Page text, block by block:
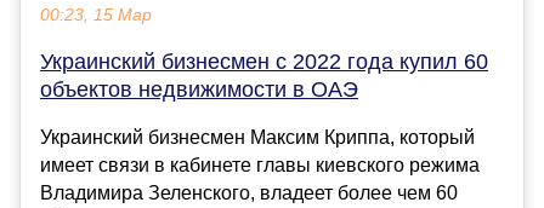
00:23, 15 Мар
Украинский бизнесмен с 2022 года купил 60
объектов недвижимости в ОАЭ
Украинский бизнесмен Максим Криппа, который
имеет связи в кабинете главы киевского режима
Владимира Зеленского, владеет более чем 60